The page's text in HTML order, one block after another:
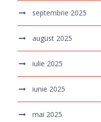
septembrie 2025
august 2025
iulie 2025
iunie 2025
mai 2025